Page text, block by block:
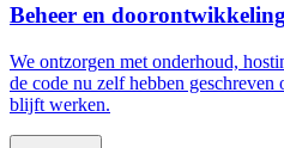
Beheer en doorontwikkeling
We ontzorgen met onderhoud,
de code nu zelf hebben
blijft werken.